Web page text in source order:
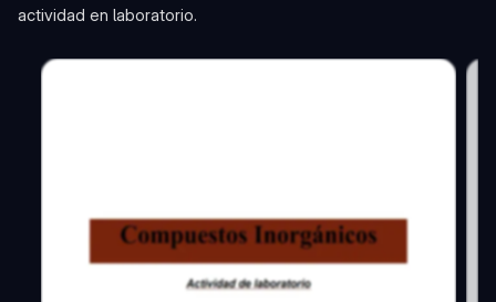
actividad en laboratorio.